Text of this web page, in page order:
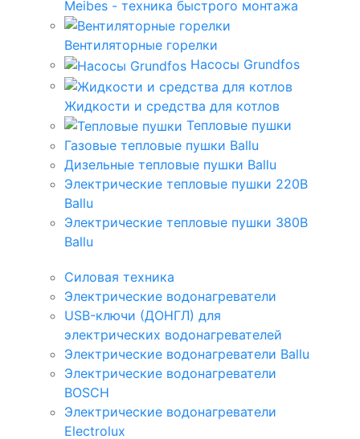
Meibes - техника быстрого монтажа
Вентиляторные горелки
Насосы Grundfos
Жидкости и средства для котлов
Тепловые пушки
Газовые тепловые пушки Ballu
Дизельные тепловые пушки Ballu
Электрические тепловые пушки 220В
Ballu
Электрические тепловые пушки 380В
Ballu
Силовая техника
Электрические водонагреватели
USB-ключи (ДОНГЛ) для
электрических водонагревателей
Электрические водонагреватели Ballu
Электрические водонагреватели
BOSCH
Электрические водонагреватели
Electrolux